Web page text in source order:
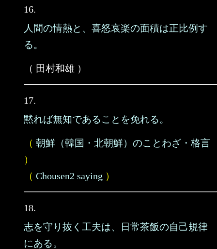
16.
人間の情熱と、喜怒哀楽の面積は正比例す
る。
（ 田村和雄 ）
17.
黙れば無知であることを免れる。
（ 朝鮮（韓国・北朝鮮）のことわざ・格言
）
（ Chousen2 saying ）
18.
志を守り抜く工夫は、日常茶飯の自己規律
にある。